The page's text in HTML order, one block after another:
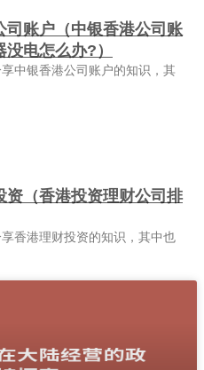
司账户（中银香港公司账
没电怎么办?）
中银香港公司账户的知识，其
资（香港投资理财公司排
香港理财投资的知识，其中也